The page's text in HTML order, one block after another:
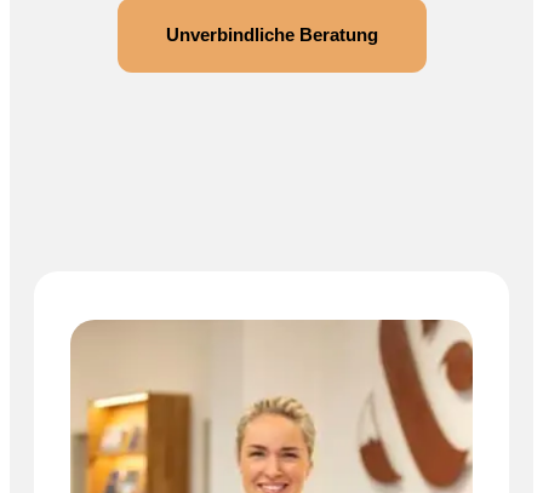
Unverbindliche Beratung